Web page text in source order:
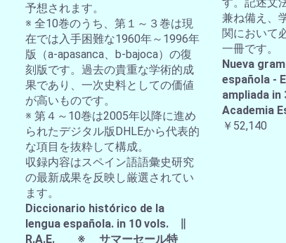
予想されます。
※ 全10巻のうち、第１～３巻は現
在では入手困難な1960年～1996年
版（a-apasanca、b-bajoca）の復
刻版です。過去の貴重な学術的成
果であり、一次史料としての価値
が高いものです。
※ 第４～10巻は2005年以降に進め
られたデジタル版DHLEから代表的
な項目を抜粋して構成。
収録内容はスペイン語語彙史研究
の最新成果を反映し厳選されてい
ます。
Diccionario histórico de la
lengua española. in 10 vols. ∥
R.A.E. ※ サマーセール特
兼ね備え、
関において
一冊です。
Nueva
española -
ampliada
Academia
￥52,140